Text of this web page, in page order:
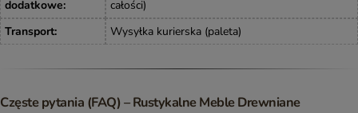
dodatkowe:
całości)
Transport: Wysyłka kurierska (paleta)
Częste pytania (FAQ) – Rustykalne Meble Drewniane